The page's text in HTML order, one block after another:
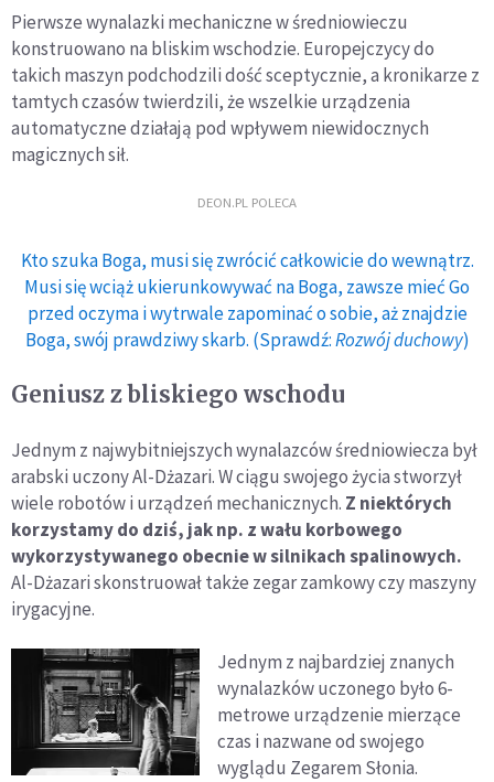
Pierwsze wynalazki mechaniczne w średniowieczu
konstruowano na bliskim wschodzie. Europejczycy do
takich maszyn podchodzili dość sceptycznie, a kronikarze z
tamtych czasów twierdzili, że wszelkie urządzenia
automatyczne działają pod wpływem niewidocznych
magicznych sił.
DEON.PL POLECA
Kto szuka Boga, musi się zwrócić całkowicie do wewnątrz.
Musi się wciąż ukierunkowywać na Boga, zawsze mieć Go
przed oczyma i wytrwale zapominać o sobie, aż znajdzie
Boga, swój prawdziwy skarb. (Sprawdź:Rozwój duchowy)
Geniusz z bliskiego wschodu
Jednym z najwybitniejszych wynalazców średniowiecza był
arabski uczony Al-Dżazari. W ciągu swojego życia stworzył
wiele robotów i urządzeń mechanicznych. Z niektórych
korzystamy do dziś, jak np. z wału korbowego
wykorzystywanego obecnie w silnikach spalinowych.
Al-Dżazari skonstruował także zegar zamkowy czy maszyny
irygacyjne.
Jednym z najbardziej znanych
wynalazków uczonego było 6-
metrowe urządzenie mierzące
czas i nazwane od swojego
wyglądu Zegarem Słonia.